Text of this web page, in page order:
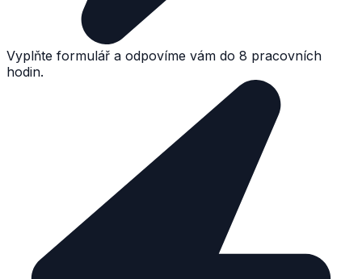
Vyplňte formulář a odpovíme vám do 8 pracovních
hodin.